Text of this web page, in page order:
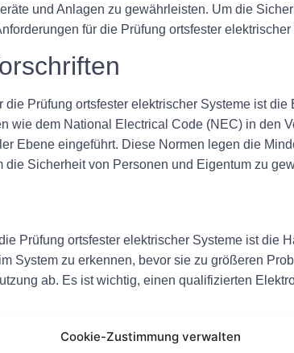
Cookie-Zustimmung verwalten
und Anlagen zu gewährleisten. Um die
für die Prüfung ortsfester
Prüfung ortsfester elektrischer Systeme ist
wie dem National Electrical Code (NEC) in den
Ebene eingeführt. Diese Normen legen die
Sicherheit von Personen und Eigentum zu
Prüfung ortsfester elektrischer Systeme ist die
System zu erkennen, bevor sie zu größeren
ab. Es ist wichtig, einen qualifizierten